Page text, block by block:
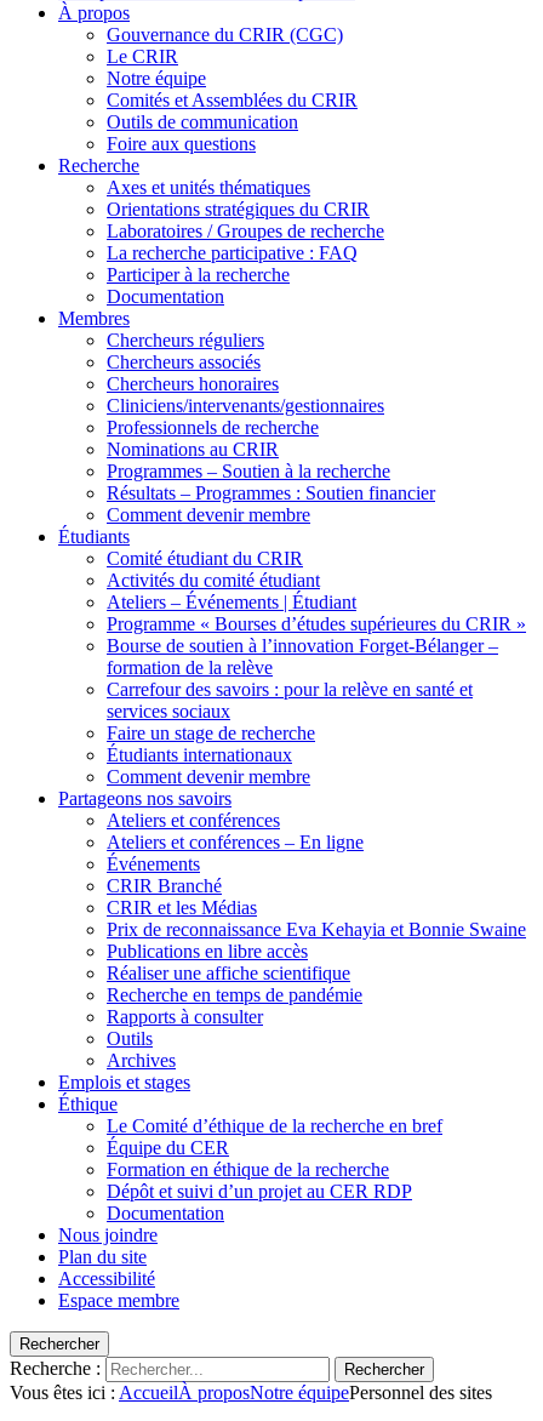
À propos
Gouvernance du CRIR (CGC)
Le CRIR
Notre équipe
Comités et Assemblées du CRIR
Outils de communication
Foire aux questions
Recherche
Axes et unités thématiques
Orientations stratégiques du CRIR
Laboratoires / Groupes de recherche
La recherche participative : FAQ
Participer à la recherche
Documentation
Membres
Chercheurs réguliers
Chercheurs associés
Chercheurs honoraires
Cliniciens/intervenants/gestionnaires
Professionnels de recherche
Nominations au CRIR
Programmes – Soutien à la recherche
Résultats – Programmes : Soutien financier
Comment devenir membre
Étudiants
Comité étudiant du CRIR
Activités du comité étudiant
Ateliers – Événements | Étudiant
Programme « Bourses d’études supérieures du CRIR »
Bourse de soutien à l’innovation Forget-Bélanger –
formation de la relève
Carrefour des savoirs : pour la relève en santé et
services sociaux
Faire un stage de recherche
Étudiants internationaux
Comment devenir membre
Partageons nos savoirs
Ateliers et conférences
Ateliers et conférences – En ligne
Événements
CRIR Branché
CRIR et les Médias
Prix de reconnaissance Eva Kehayia et Bonnie Swaine
Publications en libre accès
Réaliser une affiche scientifique
Recherche en temps de pandémie
Rapports à consulter
Outils
Archives
Emplois et stages
Éthique
Le Comité d’éthique de la recherche en bref
Équipe du CER
Formation en éthique de la recherche
Dépôt et suivi d’un projet au CER RDP
Documentation
Nous joindre
Plan du site
Accessibilité
Espace membre
Rechercher
Recherche : Rechercher
Vous êtes ici : AccueilÀ proposNotre équipePersonnel des sites